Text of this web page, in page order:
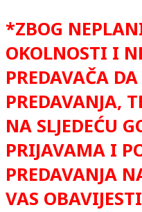
*ZBOG
OKOLNOSTI I
PREDAVAČA
PREDAVANJA,
NA SLJEDEĆU
PRIJAVAMA I
PREDAVANJA
VAS